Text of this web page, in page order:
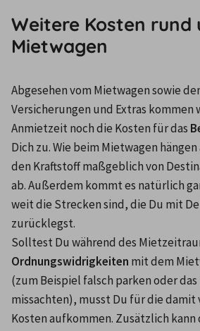
Weitere Kosten rund
Mietwagen
Abgesehen vom Mietwagen sowie
Versicherungen und Extras kommen
Anmietzeit noch die Kosten für das
Dich zu. Wie beim Mietwagen
den Kraftstoff maßgeblich von
ab. Außerdem kommt es natürlich
weit die Strecken sind, die Du mit
zurücklegst.
Ordnungswidrigkeiten mit dem
(zum Beispiel falsch parken oder
missachten), musst Du für die damit
Kosten aufkommen. Zusätzlich kann